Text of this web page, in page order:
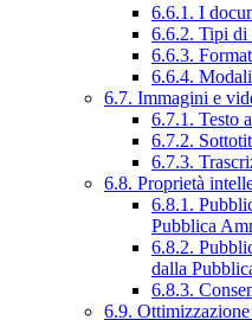
6.6.1. I
6.6.2. Tipi di
6.6.3.
6.6.4.
6.7. Immagini e
6.7.1. Testo
6.7.2.
6.7.3.
6.8. Proprietà
6.8.1.
Pubblica
6.8.2.
dalla
6.8.3.
6.9.